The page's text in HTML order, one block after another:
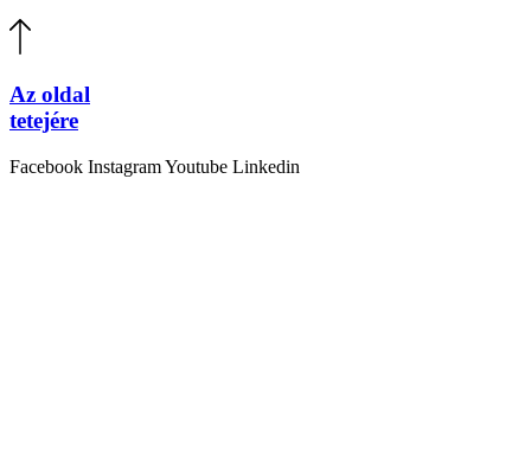
Az oldal
tetejére
Facebook InstagramYoutube Linkedin